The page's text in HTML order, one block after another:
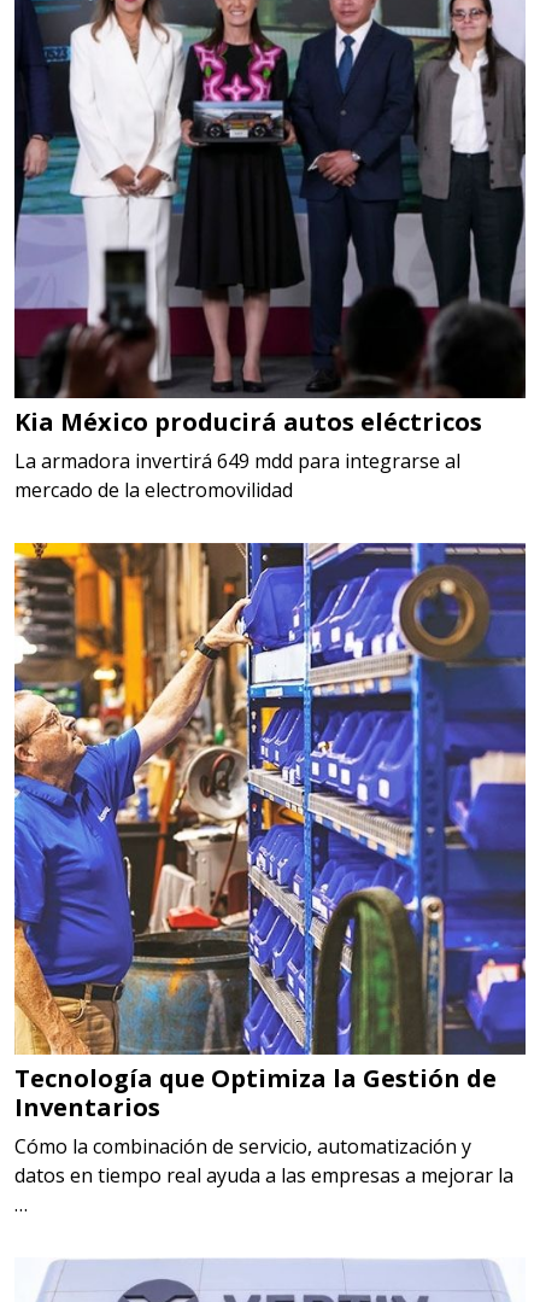
Kia México producirá autos eléctricos
La armadora invertirá 649 mdd para integrarse al
mercado de la electromovilidad
Tecnología que Optimiza la Gestión de
Inventarios
Cómo la combinación de servicio, automatización y
datos en tiempo real ayuda a las empresas a mejorar la
…